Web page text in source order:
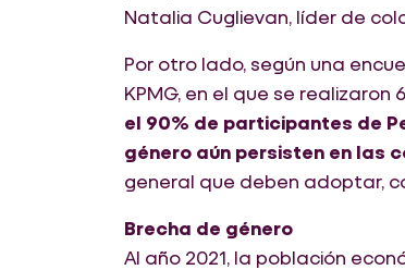
Natalia Cuglievan, líder de
Por otro lado, según una
KPMG, en el que se
el 90% de participantes de
género aún persisten en las
general que deben adoptar,
Brecha de género
Al año 2021, la población